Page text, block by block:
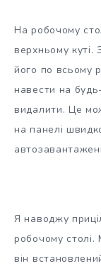
На робочому
верхньому
його по всьому
навести на
видалити. Це
на панелі
Я наводжу
робочому столі.
він